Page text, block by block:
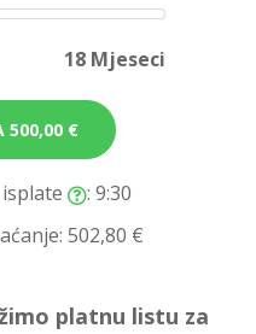
18 Mjeseci
500,00 €
isplate
: 9:30
502,80 €
platnu listu za